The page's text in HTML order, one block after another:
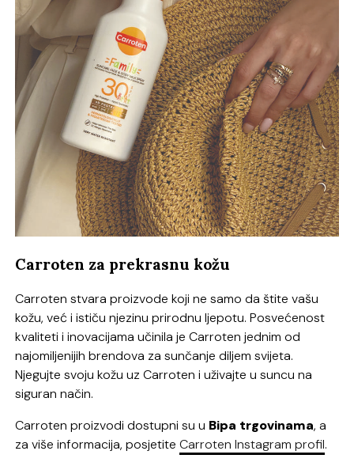
Carroten za prekrasnu kožu
Carroten stvara proizvode koji ne samo da štite vašu
kožu, već i ističu njezinu prirodnu ljepotu. Posvećenost
kvaliteti i inovacijama učinila je Carroten jednim od
najomiljenijih brendova za sunčanje diljem svijeta.
Njegujte svoju kožu uz Carroten i uživajte u suncu na
siguran način.
Carroten proizvodi dostupni su u Bipa trgovinama, a
za više informacija, posjetite Carroten Instagram profil.